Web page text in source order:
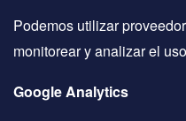
Podemos utilizar
monitorear y analizar el
Google Analytics